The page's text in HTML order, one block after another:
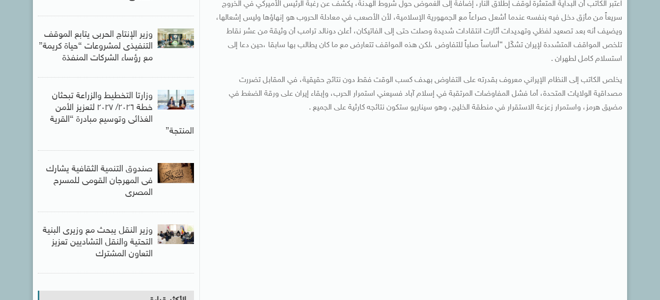
اعتبر الكاتب أن البداية المتعثرة لوقف إطلاق النار، إضافة إلى الغموض حول شروط الهدنة، يكشف عن رغبة الرئيس الأميركي في الخروج
سريعاً من مأزق دخل فيه بنفسه عندما أشعل صراعاً مع الجمهورية الإسلامية، لأن الأصعب في معادلة الحروب هو إنهاؤها وليس إشعالها،
ويضيف أنه بعد تصعيد لفظي وتهديدات أثارت انتقادات شديدة وصلت حتى إلى الفاتيكان، أعلن دونالد ترامب أن وثيقة من عشر نقاط
تلخص المواقف المتشددة لإيران تشكّل “أساساً صلباً للتفاوض ،لكن هذه المواقف تتعارض مع ما كان يطالب بها سابقا ،حين دعا إلى
استسلام كامل لطهران .
يخلص الكاتب إلى النظام الإيراني معروف بقدرته على التفاوض بهدف كسب الوقت فقط دون نتائج حقيقية، في المقابل تضررت
مصداقية الولايات المتحدة، أما فشل المفاوضات المرتقبة في إسلام آباد فسيعني استمرار الحرب، وإبقاء إيران على ورقة الضغط في
مضيق هرمز، واستمرار زعزعة الاستقرار في منطقة الخليج، وهو سيناريو ستكون نتائجه كارثية على الجميع .
وزير الإنتاج الحربى يتابع الموقف
التنفيذى لمشروعات “حياة كريمة”
مع رؤساء الشركات المنفذة
وزارتا التخطيط والزراعة تبحثان
خطة ٢٠٢٦/ ٢٠٢٧ لتعزيز الأمن
الغذائى وتوسيع مبادرة “القرية
المنتجة”
صندوق التنمية الثقافية يشارك
فى المهرجان القومى للمسرح
المصرى
وزير النقل يبحث مع وزيرى البنية
التحتية والنقل التشاديين تعزيز
التعاون المشترك